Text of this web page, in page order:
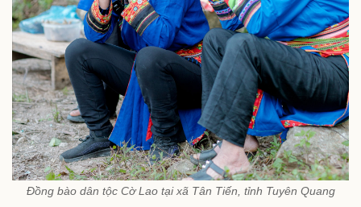
Đồng bào dân tộc Cờ Lao tại xã Tân Tiến, tỉnh Tuyên Quang